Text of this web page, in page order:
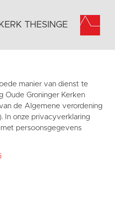
KERK THESINGE
manier van dienst te
Oude Groninger Kerken
de Algemene verordening
In onze privacyverklaring
persoonsgegevens